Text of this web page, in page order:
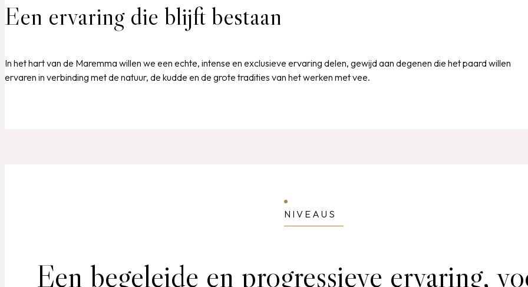
Een ervaring die blijft bestaan
In het hart van de Maremma willen we een echte, intense en exclusieve ervaring delen, gewijd aan degenen die het paard willen
ervaren in verbinding met de natuur, de kudde en de grote tradities van het werken met vee.
NIVEAUS
Een begeleide en progressieve ervaring,